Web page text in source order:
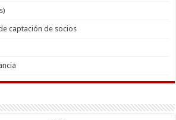
captación de socios